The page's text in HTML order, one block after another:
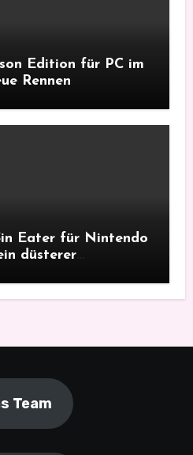
Edition für PC im
Rennen
Eater für Nintendo
düsterer
Team